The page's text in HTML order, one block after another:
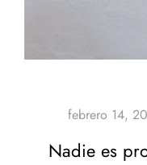
Nadie es